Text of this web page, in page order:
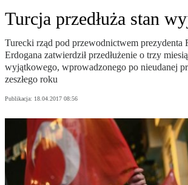
Turcja przedłuża stan
Turecki rząd pod przewodnictwem prezydenta
Erdogana zatwierdził przedłużenie o trzy
wyjątkowego, wprowadzonego po nieudanej
zeszłego roku
Publikacja: 18.04.2017 08:56